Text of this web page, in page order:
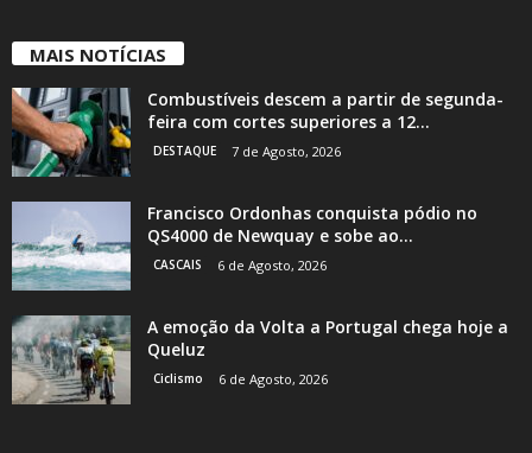
MAIS NOTÍCIAS
Combustíveis descem a partir de segunda-
feira com cortes superiores a 12...
DESTAQUE 7 de Agosto, 2026
Francisco Ordonhas conquista pódio no
QS4000 de Newquay e sobe ao...
CASCAIS 6 de Agosto, 2026
A emoção da Volta a Portugal chega hoje a
Queluz
Ciclismo 6 de Agosto, 2026